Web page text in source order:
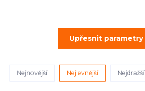
Upřesnit parametry
Nejnovější Nejlevnější Nejdražší